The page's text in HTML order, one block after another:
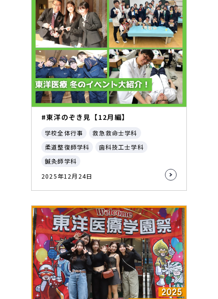
#東洋のぞき見【12月編】
学校全体行事
救急救命士学科
柔道整復師学科
歯科技工士学科
鍼灸師学科
2025年12月24日